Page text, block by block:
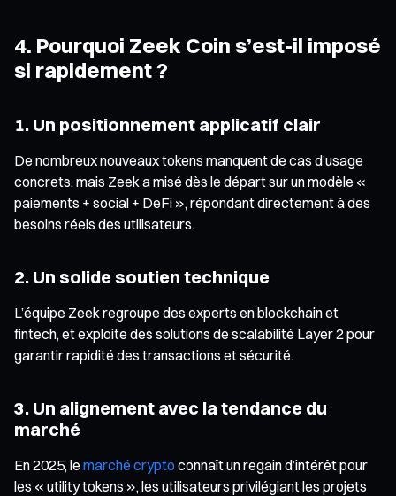
4. Pourquoi Zeek Coin s’est-il imposé
si rapidement ?
1. Un positionnement applicatif clair
De nombreux nouveaux tokens manquent de cas d’usage
concrets, mais Zeek a misé dès le départ sur un modèle «
paiements + social + DeFi », répondant directement à des
besoins réels des utilisateurs.
2. Un solide soutien technique
L’équipe Zeek regroupe des experts en blockchain et
fintech, et exploite des solutions de scalabilité Layer 2 pour
garantir rapidité des transactions et sécurité.
3. Un alignement avec la tendance du
marché
En 2025, le marché cryptoconnaît un regain d’intérêt pour
les « utility tokens », les utilisateurs privilégiant les projets